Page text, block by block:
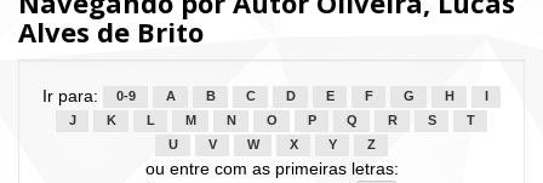
Alves de Brito
Ir para: 0-9 A B C D E F G H
J
K L M N O P Q R S
T
U
V W X Y Z
ou entre com as primeiras letras: